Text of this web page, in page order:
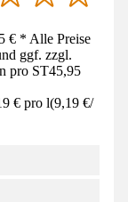
€ * Alle Preise
ggf. zzgl.
pro ST45,95
€ pro l(9,19 €/